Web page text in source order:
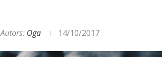
Autors: Oga 14/10/2017